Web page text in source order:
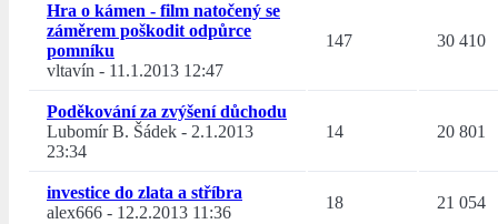
Hra o kámen - film natočený se
záměrem poškodit odpůrce
pomníku
vltavín - 11.1.2013 12:47
147 30 410
Poděkování za zvýšení důchodu
Lubomír B. Šádek - 2.1.2013
23:34
14 20 801
investice do zlata a stříbra
alex666 - 12.2.2013 11:36
18 21 054